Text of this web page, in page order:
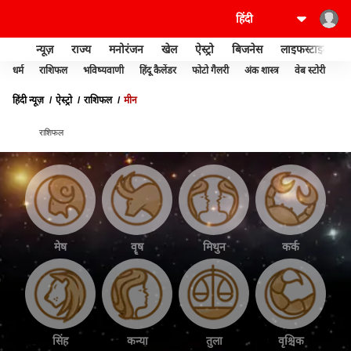
न्यूज़ राज्य मनोरंजन खेल ऐस्ट्रो बिजनेस लाइफस्टाइल
धर्म राशिफल भविष्यवाणी हिंदू कैलेंडर फोटो गैलरी अंक शास्त्र वेब स्टोरी
हिंदी न्यूज़ ऐस्ट्रो राशिफल मीन
राशिफल
मेष वॄष मिथुन कर्क
सिंह कन्या तुला वृश्चिक